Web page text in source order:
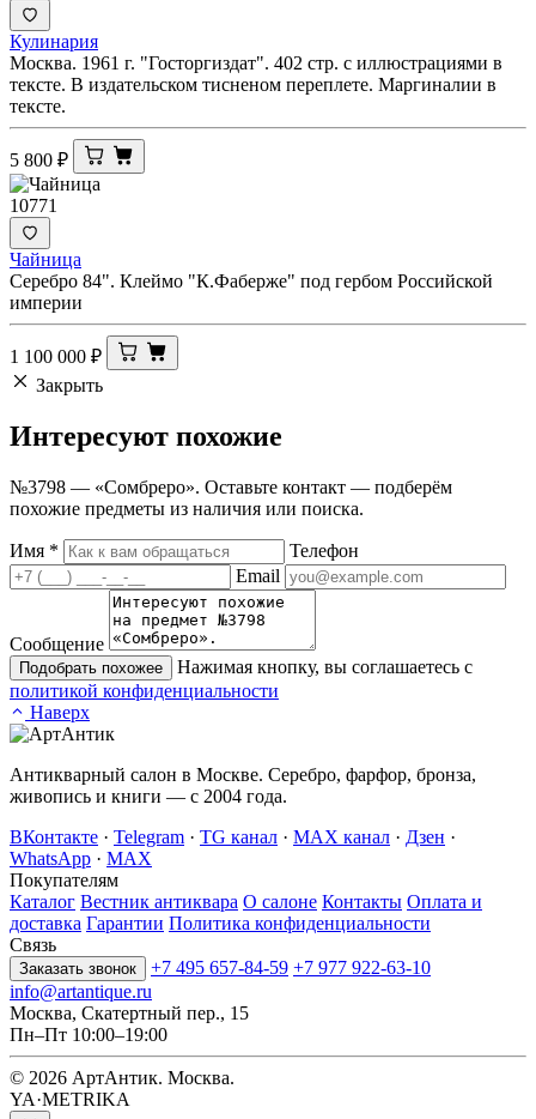
Кулинария
Москва. 1961 г. "Госторгиздат". 402 стр. с иллюстрациями в
тексте. В издательском тисненом переплете. Маргиналии в
тексте.
5 800 ₽
10771
Чайница
Серебро 84". Клеймо "К.Фаберже" под гербом Российской
империи
1 100 000 ₽
Закрыть
Интересуют похожие
№3798 — «Сомбреро». Оставьте контакт — подберём
похожие предметы из наличия или поиска.
Имя *
Телефон
Email
Сообщение
Подобрать похожее
Нажимая кнопку, вы соглашаетесь с
политикой конфиденциальности
Наверх
Антикварный салон в Москве. Серебро, фарфор, бронза,
живопись и книги — с 2004 года.
ВКонтакте · Telegram · TG канал · MAX канал · Дзен ·
WhatsApp · MAX
Покупателям
Каталог Вестник антиквара О салоне Контакты Оплата и
доставка Гарантии Политика конфиденциальности
Связь
Заказать звонок +7 495 657-84-59 +7 977 922-63-10
info@artantique.ru
Москва, Скатертный пер., 15
Пн–Пт 10:00–19:00
© 2026 АртАнтик. Москва.
YA·METRIKA